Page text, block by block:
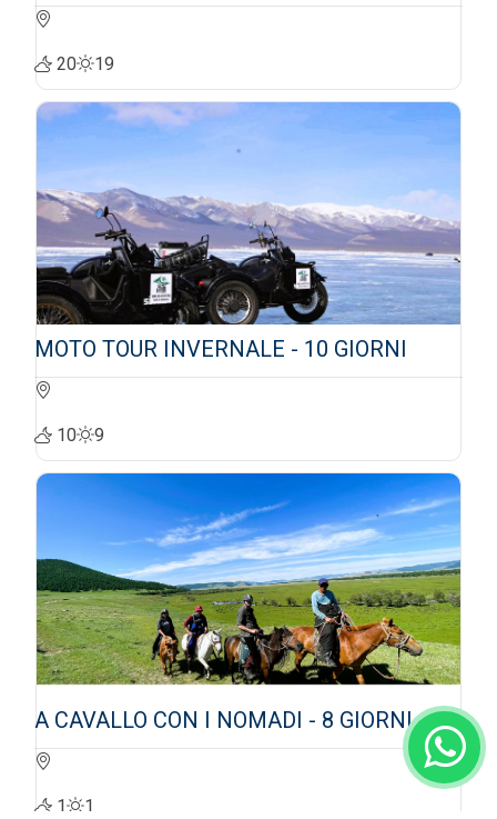
20 19
MOTO TOUR INVERNALE - 10 GIORNI
10 9
A CAVALLO CON I NOMADI - 8 GIORNI
1 1